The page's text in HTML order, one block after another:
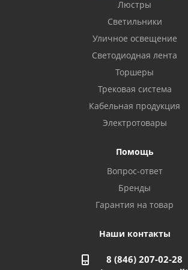
Бузулук, ул. Октябрьская, 24
Балаково, ул. Комарова, 55
Октябрьский, ул. Свердлова, 28
Азнакаево, ул. Булгар, 2. ТЦ "Акчарлак"
Стерлитамак, ул. Вокзальная, 13
Магнитогорск, ул. Труда, 14
Люстры
Светильники
Уличное освещение
Светодиодная лента
Торшеры
Трековая система
Кабельная продукция
Электротовары
Помощь
Вопрос-ответ
Бренды
Гарантия на товар
Наши контакты
8 (846) 207-02-28